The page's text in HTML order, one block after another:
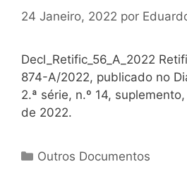
24 Janeiro, 2022 por
Decl_Retific_56_A_2022
874-A/2022, publicado no
2.ª série, n.º 14,
de 2022.
Categorias
Outros Documentos